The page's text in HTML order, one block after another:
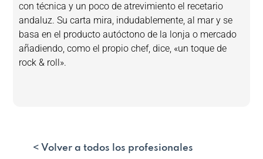
con técnica y un poco de atrevimiento el recetario
andaluz. Su carta mira, indudablemente, al mar y se
basa en el producto autóctono de la lonja o mercado
añadiendo, como el propio chef, dice, «un toque de
rock & roll».
< Volver a todos los profesionales